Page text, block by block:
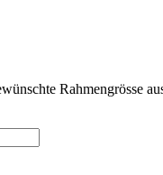
Rahmengrösse